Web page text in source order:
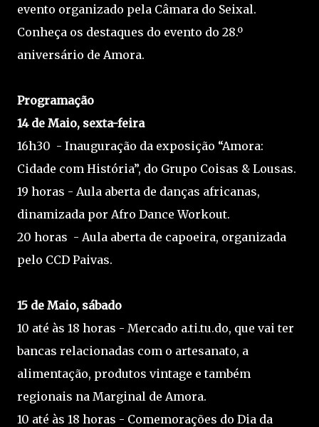
evento organizado pela Câmara do Seixal.
Conheça os destaques do evento do 28.º
aniversário de Amora.
Programação
14 de Maio, sexta-feira
16h30 - Inauguração da exposição “Amora:
Cidade com História”, do Grupo Coisas & Lousas.
19 horas - Aula aberta de danças africanas,
dinamizada por Afro Dance Workout.
20 horas - Aula aberta de capoeira, organizada
pelo CCD Paivas.
15 de Maio, sábado
10 até às 18 horas - Mercado a.ti.tu.do, que vai ter
bancas relacionadas com o artesanato, a
alimentação, produtos vintage e também
regionais na Marginal de Amora.
10 até às 18 horas - Comemorações do Dia da